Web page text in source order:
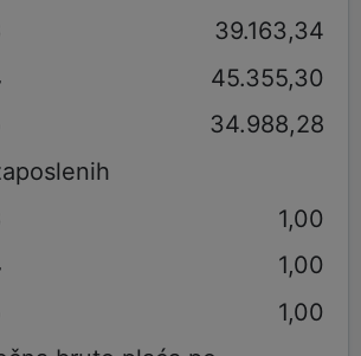
39.163,34
45.355,30
34.988,28
1,00
1,00
1,00